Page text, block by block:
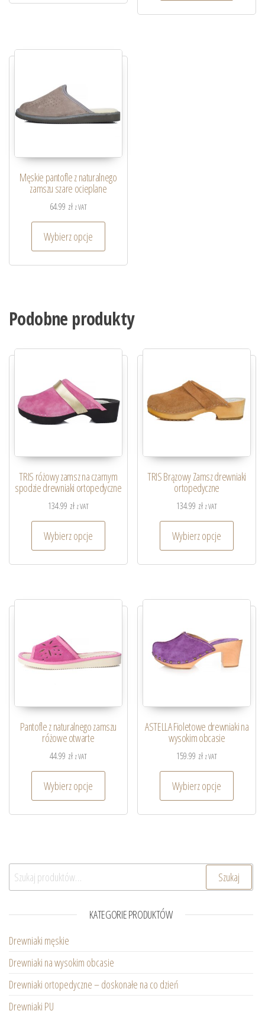
Męskie pantofle z naturalnego
zamszu szare ocieplane
64.99 zł z VAT
Wybierz opcje
Podobne produkty
TRIS różowy zamsz na czarnym
spodzie drewniaki ortopedyczne
134.99 zł z VAT
Wybierz opcje
TRIS Brązowy Zamsz drewniaki
ortopedyczne
134.99 zł z VAT
Wybierz opcje
Pantofle z naturalnego zamszu
różowe otwarte
44.99 zł z VAT
Wybierz opcje
ASTELLA Fioletowe drewniaki na
wysokim obcasie
159.99 zł z VAT
Wybierz opcje
Szukaj: Szukaj
KATEGORIE PRODUKTÓW
Drewniaki męskie
Drewniaki na wysokim obcasie
Drewniaki ortopedyczne – doskonałe na co dzień
Drewniaki PU